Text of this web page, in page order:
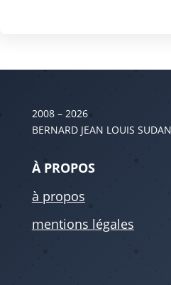
2008 – 2026
BERNARD JEAN LOUIS SUDAN
À PROPOS
à propos
mentions légales